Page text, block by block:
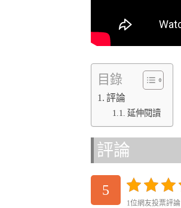
目錄
評論
延伸閱讀
評論
5
1位網友投票評論